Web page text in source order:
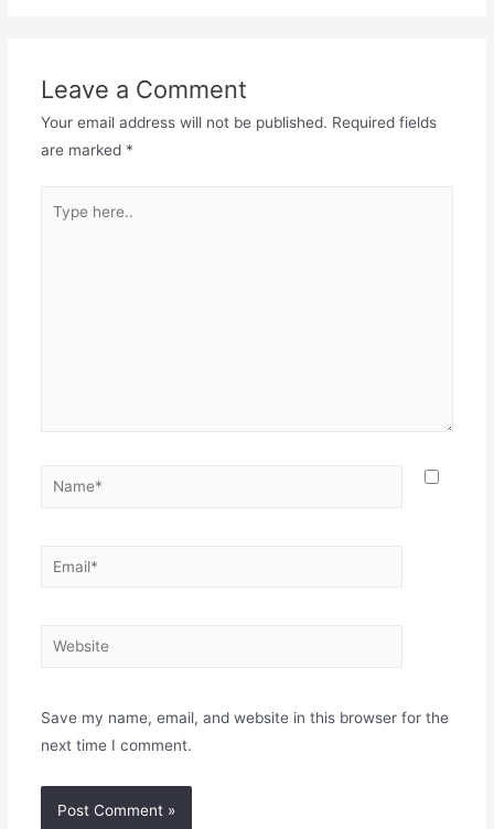
Leave a Comment
Your email address will not be published. Required fields
are marked *
here..
Name*
Email*
Website
Save my name, email, and website in this browser for the
next time I comment.